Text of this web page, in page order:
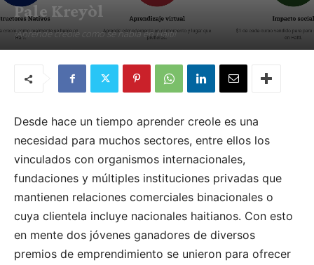
Pale Kreyòl
¡Aprende creole como se habla en Haití!
Por Quemashago.com- 4 de agosto de 2020
Desde hace un tiempo aprender creole es una
necesidad para muchos sectores, entre ellos los
vinculados con organismos internacionales,
fundaciones y múltiples instituciones privadas que
mantienen relaciones comerciales binacionales o
cuya clientela incluye nacionales haitianos. Con esto
en mente dos jóvenes ganadores de diversos
premios de emprendimiento se unieron para ofrecer